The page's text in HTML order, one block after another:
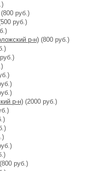
(800 руб.)
руб.)
р-н) (800 руб.)
р-н) (2000 руб.)
(800 руб.)